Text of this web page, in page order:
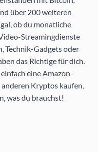
über 200 weiteren
ob du monatliche
Streamingdienste
Technik-Gadgets oder
das Richtige für dich.
eine Amazon-
Kryptos kaufen,
was du brauchst!